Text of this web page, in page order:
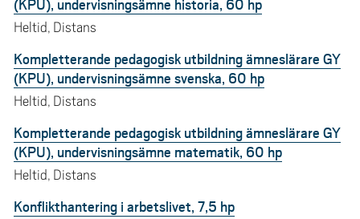
(KPU), undervisningsämne historia, 60 hp
Heltid, Distans
Kompletterande pedagogisk utbildning ämneslärare GY
(KPU), undervisningsämne svenska, 60 hp
Heltid, Distans
Kompletterande pedagogisk utbildning ämneslärare GY
(KPU), undervisningsämne matematik, 60 hp
Heltid, Distans
Konflikthantering i arbetslivet, 7,5 hp